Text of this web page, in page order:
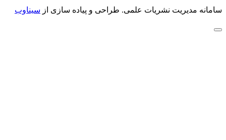
سامانه مدیریت نشریات علمی. طراحی و پیاده سازی از سیناوب